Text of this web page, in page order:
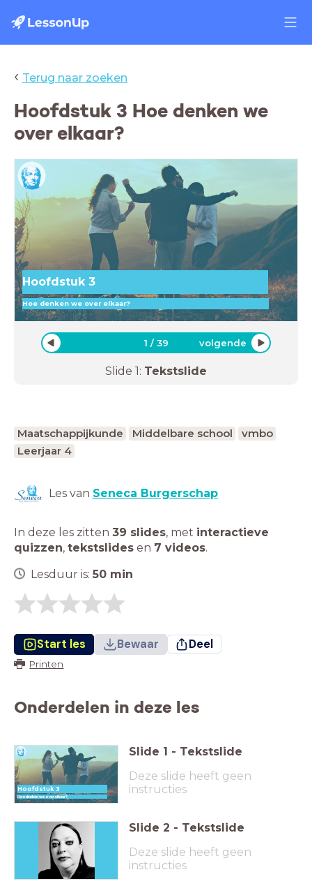
‹ Terug naar zoeken
Hoofdstuk 3 Hoe denken we
over elkaar?
Hoofdstuk 3
Hoe denken we over elkaar?
1 /39 volgende
Slide 1: Tekstslide
Maatschappijkunde Middelbare school
vmbo
Leerjaar 4
Les van Seneca Burgerschap
In deze les zitten 39 slides, met interactieve
quizzen, tekstslides en 7 videos.
Lesduur is: 50 min
Start les Bewaar Deel
Printen
Onderdelen in deze les
Hoofdstuk 3
Hoe denken we over elkaar?
Slide 1 - Tekstslide
Deze slide heeft geen
instructies
Slide 2 - Tekstslide
Deze slide heeft geen
instructies